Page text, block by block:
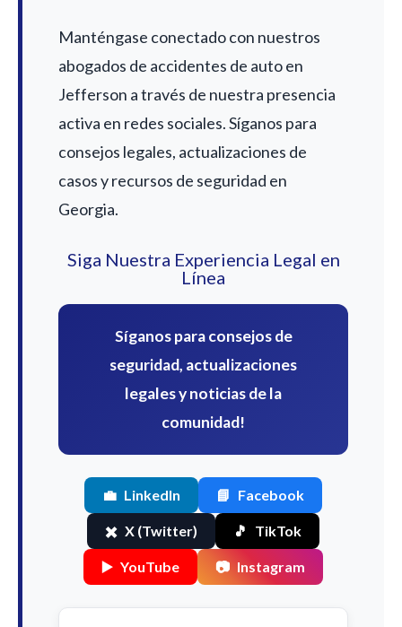
Manténgase conectado con nuestros
abogados de accidentes de auto en
Jefferson a través de nuestra presencia
activa en redes sociales. Síganos para
consejos legales, actualizaciones de
casos y recursos de seguridad en
Georgia.
Siga Nuestra Experiencia Legal en
Línea
Síganos para consejos de
seguridad, actualizaciones
legales y noticias de la
comunidad!
💼 LinkedIn 📘 Facebook
✖️ X (Twitter) 🎵 TikTok
▶️ YouTube 📷 Instagram